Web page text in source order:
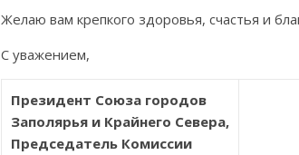
Желаю вам крепкого здоровья, счастья и
С уважением,
Президент Союза городов
Заполярья и Крайнего Севера,
Председатель Комиссии